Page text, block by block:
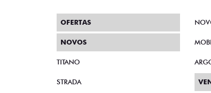
OFERTAS
NOVOS
TITANO
STRADA
MOBI